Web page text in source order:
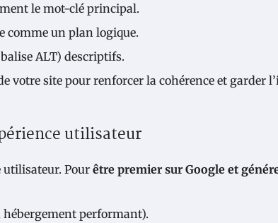
le mot-clé principal.
comme un plan logique.
ALT) descriptifs.
votre site pour renforcer la cohérence et garder
utilisateur
utilisateur. Pour être premier sur Google et
hébergement performant).